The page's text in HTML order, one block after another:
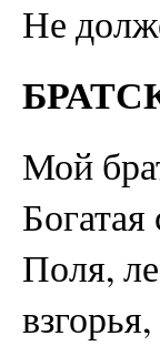
Не
Мой
Поля,